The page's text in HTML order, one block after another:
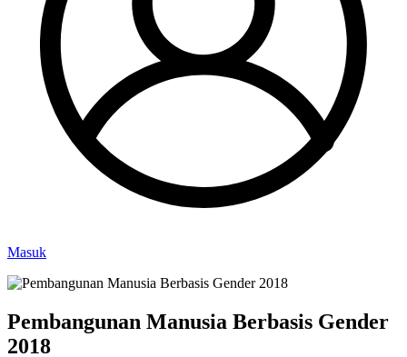
Masuk
Pembangunan Manusia Berbasis Gender
2018